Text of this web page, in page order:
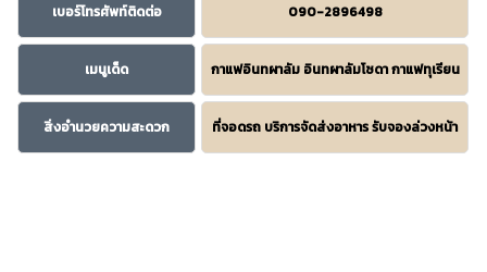
เบอร์โทรศัพท์ติดต่อ 090-2896498
เมนูเด็ด กาแฟอินทผาลัม อินทผาลัมโซดา กาแฟทุเรียน
สิ่งอำนวยความสะดวก ที่จอดรถ บริการจัดส่งอาหาร รับจองล่วงหน้า